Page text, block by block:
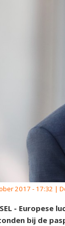
2017 - 17:32 |
- Europese
bij de